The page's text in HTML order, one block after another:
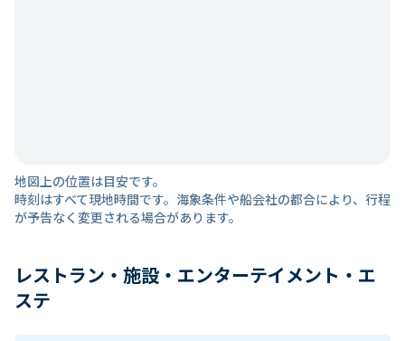
地図上の位置は目安です。
時刻はすべて現地時間です。海象条件や船会社の都合により、行程
が予告なく変更される場合があります。
レストラン・施設・エンターテイメント・エ
ステ